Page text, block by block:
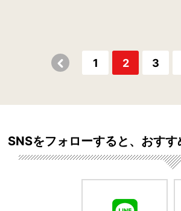
1 2 3
SNSをフォローすると、おすす